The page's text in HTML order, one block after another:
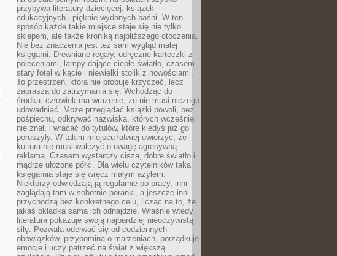
przybywa literatury dziecięcej, książek
edukacyjnych i pięknie wydanych baśni. W ten
sposób każde takie miejsce staje się nie tylko
sklepem, ale także kroniką najbliższego otoczenia.
Nie bez znaczenia jest też sam wygląd małej
księgarni. Drewniane regały, odręczne karteczki z
poleceniami, lampy dające ciepłe światło, czasem
stary fotel w kącie i niewielki stolik z nowościami.
To przestrzeń, która nie próbuje krzyczeć, lecz
zaprasza do zatrzymania się. Wchodząc do
środka, człowiek ma wrażenie, że nie musi niczego
udowadniać. Może przeglądać książki powoli, bez
pośpiechu, odkrywać nazwiska, których wcześniej
nie znał, i wracać do tytułów, które kiedyś już go
poruszyły. W takim miejscu łatwiej uwierzyć, że
kultura nie musi walczyć o uwagę agresywną
reklamą. Czasem wystarczy cisza, dobre światło i
mądrze ułożone półki. Dla wielu czytelników taka
księgarnia staje się wręcz małym azylem.
Niektórzy odwiedzają ją regularnie po pracy, inni
zaglądają tam w sobotnie poranki, a jeszcze inni
przychodzą bez konkretnego celu, licząc na to, że
jakaś okładka sama ich odnajdzie. Właśnie wtedy
literatura pokazuje swoją najbardziej nieoczywistą
siłę. Pozwala oderwać się od codziennych
obowiązków, przypomina o marzeniach, porządkuje
emocje i uczy patrzeć na świat z większą